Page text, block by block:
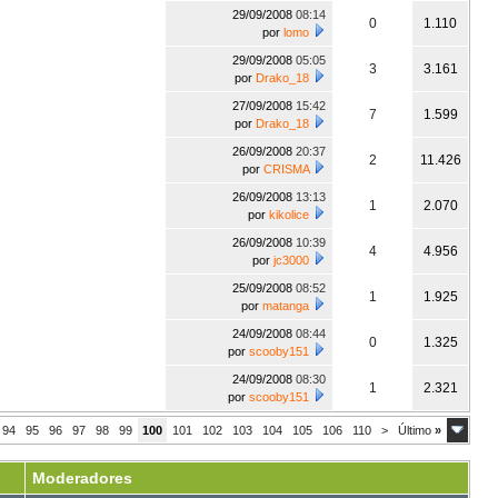
29/09/2008 08:14
por lomo
0 1.110
29/09/2008 05:05
por Drako_18
3 3.161
27/09/2008 15:42
por Drako_18
7 1.599
26/09/2008 20:37
por CRISMA
2 11.426
26/09/2008 13:13
por kikolice
1 2.070
26/09/2008 10:39
por jc3000
4 4.956
25/09/2008 08:52
por matanga
1 1.925
24/09/2008 08:44
por scooby151
0 1.325
24/09/2008 08:30
por scooby151
1 2.321
94 95 96 97 98 99 100 101 102 103 104 105 106 110 > Último »
Moderadores